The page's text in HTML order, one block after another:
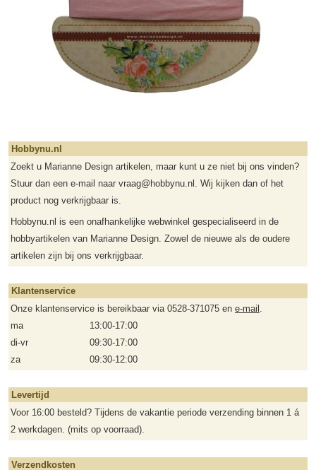
Hobbynu.nl
Zoekt u Marianne Design artikelen, maar kunt u ze niet bij ons vinden?
Stuur dan een e-mail naar vraag@hobbynu.nl. Wij kijken dan of het
product nog verkrijgbaar is.
Hobbynu.nl is een onafhankelijke webwinkel gespecialiseerd in de
hobbyartikelen van Marianne Design. Zowel de nieuwe als de oudere
artikelen zijn bij ons verkrijgbaar.
Klantenservice
Onze klantenservice is bereikbaar via 0528-371075 en e-mail .
ma
13:00-17:00
di-vr
09:30-17:00
za
09:30-12:00
Levertijd
Voor 16:00 besteld? Tijdens de vakantie periode verzending binnen 1 á
2 werkdagen. (mits op voorraad).
Verzendkosten